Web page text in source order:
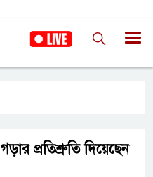
প্রতিশ্রুতি দিয়েছেন